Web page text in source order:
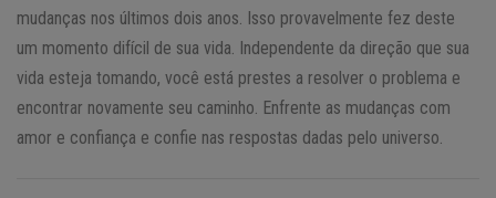
mudanças nos últimos dois anos. Isso provavelmente fez deste
um momento difícil de sua vida. Independente da direção que sua
vida esteja tomando, você está prestes a resolver o problema e
encontrar novamente seu caminho. Enfrente as mudanças com
amor e confiança e confie nas respostas dadas pelo universo.